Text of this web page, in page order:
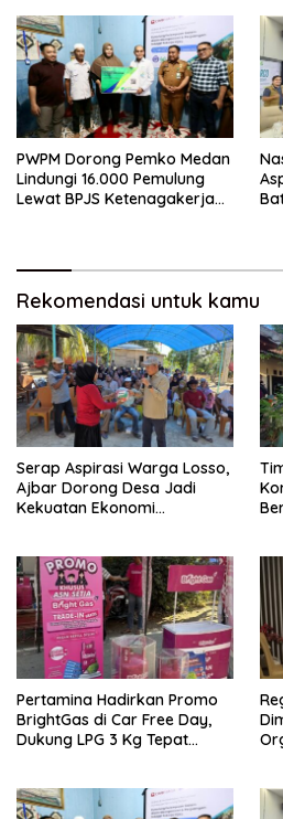
PWPM Dorong Pemko Medan
Lindungi 16.000 Pemulung
Lewat BPJS Ketenagakerjaan
Rekomendasi untuk kamu
Serap Aspirasi Warga Losso,
Ajbar Dorong Desa Jadi
Kekuatan Ekonomi
Pertamina Hadirkan Promo
BrightGas di Car Free Day,
Dukung LPG 3 Kg Tepat